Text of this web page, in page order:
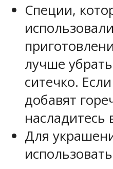
Специи,
лучше
ситечко.
добавят
насладитесь
Для